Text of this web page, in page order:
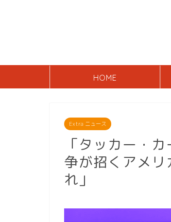
HOME
Extra ニュース
「タッカー・
争が招くアメ
れ」